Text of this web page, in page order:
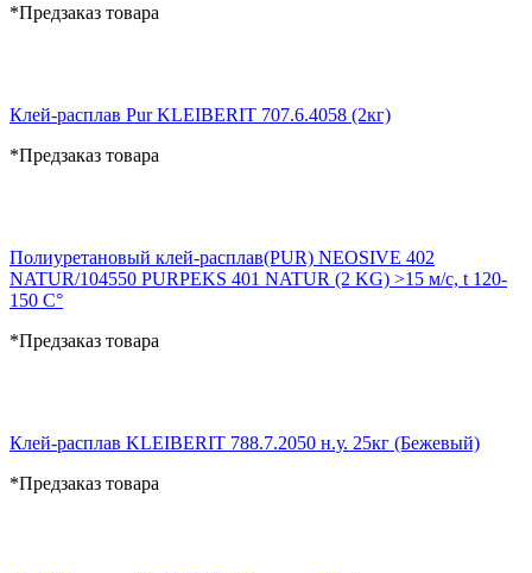
*Предзаказ товара
Клей-расплав Pur KLEIBERIT 707.6.4058 (2кг)
*Предзаказ товара
Полиуретановый клей-расплав(PUR) NEOSIVE 402
NATUR/104550 PURPEKS 401 NATUR (2 KG) >15 м/c, t 120-
150 C°
*Предзаказ товара
Клей-расплав KLEIBERIT 788.7.2050 н.у. 25кг (Бежевый)
*Предзаказ товара